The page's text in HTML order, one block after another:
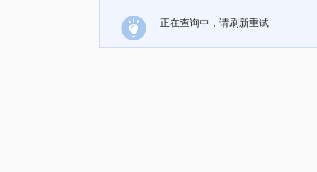
正在查询中，请刷新重试